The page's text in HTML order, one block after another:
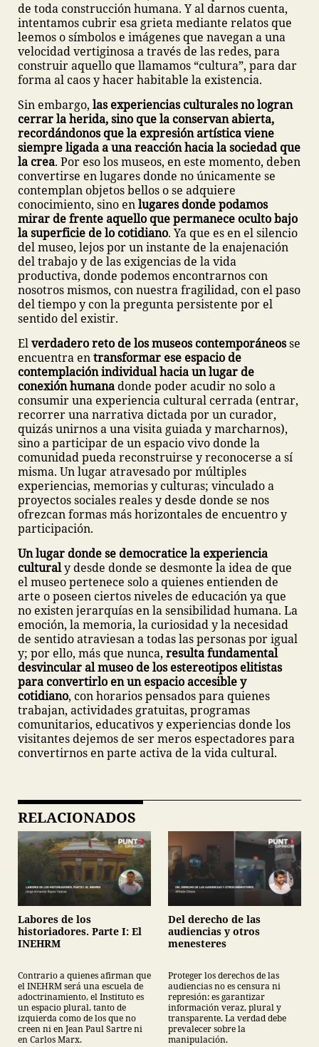
de toda construcción humana. Y al darnos cuenta,
intentamos cubrir esa grieta mediante relatos que
leemos o símbolos e imágenes que navegan a una
velocidad vertiginosa a través de las redes, para
construir aquello que llamamos “cultura”, para dar
forma al caos y hacer habitable la existencia.
Sin embargo, las experiencias culturales no logran
cerrar la herida, sino que la conservan abierta,
recordándonos que la expresión artística viene
siempre ligada a una reacción hacia la sociedad que
la crea. Por eso los museos, en este momento, deben
convertirse en lugares donde no únicamente se
contemplan objetos bellos o se adquiere
conocimiento, sino enlugares donde podamos
mirar de frente aquello que permanece oculto bajo
la superficie de lo cotidiano. Ya que es en el silencio
del museo, lejos por un instante de la enajenación
del trabajo y de las exigencias de la vida
productiva, donde podemos encontrarnos con
nosotros mismos, con nuestra fragilidad, con el paso
del tiempo y con la pregunta persistente por el
sentido del existir.
Elverdadero reto de los museos contemporáneosse
encuentra entransformar ese espacio de
contemplación individual hacia un lugar de
conexión humanadonde poder acudir no solo a
consumir una experiencia cultural cerrada (entrar,
recorrer una narrativa dictada por un curador,
quizás unirnos a una visita guiada y marcharnos),
sino a participar de un espacio vivo donde la
comunidad pueda reconstruirse y reconocerse a sí
misma. Un lugar atravesado por múltiples
experiencias, memorias y culturas; vinculado a
proyectos sociales reales y desde donde se nos
ofrezcan formas más horizontales de encuentro y
participación.
Un lugar donde se democratice la experiencia
culturaly desde donde se desmonte la idea de que
el museo pertenece solo a quienes entienden de
arte o poseen ciertos niveles de educación ya que
no existen jerarquías en la sensibilidad humana. La
emoción, la memoria, la curiosidad y la necesidad
de sentido atraviesan a todas las personas por igual
y; por ello, más que nunca, resulta fundamental
desvincular al museo de los estereotipos elitistas
para convertirlo en un espacio accesible y
cotidiano, con horarios pensados para quienes
trabajan, actividades gratuitas, programas
comunitarios, educativos y experiencias donde los
visitantes dejemos de ser meros espectadores para
convertirnos en parte activa de la vida cultural.
RELACIONADOS
Labores de los
historiadores. Parte I: El
INEHRM
Contrario a quienes afirman que
el INEHRM será una escuela de
adoctrinamiento, el Instituto es
un espacio plural, tanto de
izquierda como de los que no
creen ni en Jean Paul Sartre ni
en Carlos Marx.
Del derecho de las
audiencias y otros
menesteres
Proteger los derechos de las
audiencias no es censura ni
represión: es garantizar
información veraz, plural y
transparente. La verdad debe
prevalecer sobre la
manipulación.